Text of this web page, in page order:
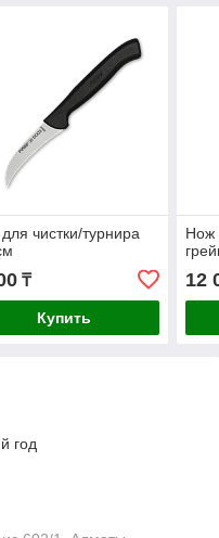
чистки/турнира
₸
Купить
Нож
12
год